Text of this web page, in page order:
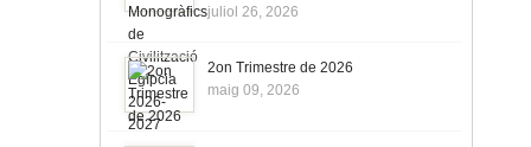
juliol 26, 2026
2on Trimestre de 2026
maig 09, 2026